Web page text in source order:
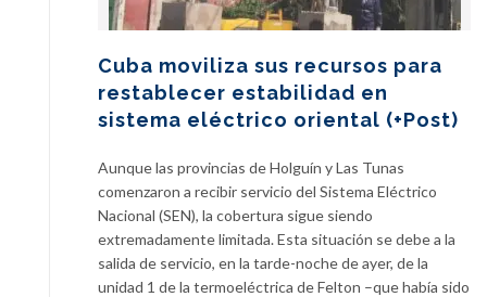
Cuba moviliza sus recursos para
restablecer estabilidad en
sistema eléctrico oriental (+Post)
Aunque las provincias de Holguín y Las Tunas
comenzaron a recibir servicio del Sistema Eléctrico
Nacional (SEN), la cobertura sigue siendo
extremadamente limitada. Esta situación se debe a la
salida de servicio, en la tarde-noche de ayer, de la
unidad 1 de la termoeléctrica de Felton –que había sido